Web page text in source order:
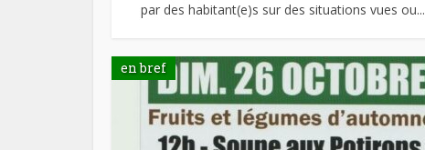
par des habitant(e)s sur des situations vues ou...
en bref